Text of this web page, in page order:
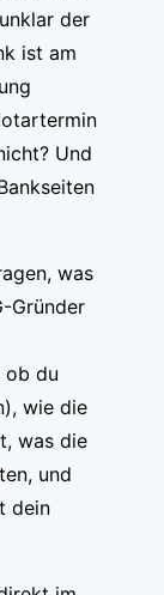
der
ist am
Und
was
Gründer
ob du
wie die
was die
und
dein